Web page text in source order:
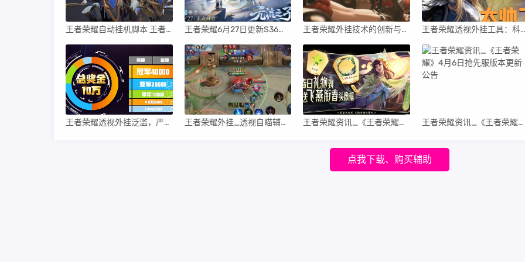
点我下载、购买辅助
王者荣耀自动挂机脚本 王者荣耀自瞄 王者荣耀6月27日更新S36赛季，正式服S36赛季“元流之子”版本更新公告 王者荣耀外挂技术的创新与发展：科技与游戏的交融 王者荣耀透视外挂工具：科技创新提升游戏体验的新趋势
王者荣耀透视外挂泛滥，严重损害游戏公正性与趣味性。 王者荣耀外挂_透视自瞄辅助工具推荐_亲测可用 王者荣耀资讯_《王者荣耀》3月30日全服不停机更新公告 一起来看看本次的更新情况吧 王者荣耀资讯_《王者荣耀》4月6日抢先服版本更新公告